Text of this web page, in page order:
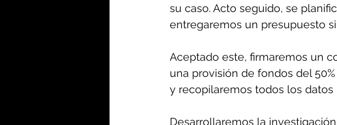
su caso. Acto seguido, se
entregaremos un presupuesto
Aceptado este, firmaremos un
una provisión de fondos del
y recopilaremos todos los
Desarrollaremos la